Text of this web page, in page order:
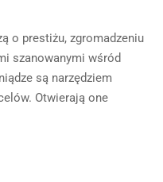
o prestiżu, zgromadzeniu
szanowanymi wśród
są narzędziem
Otwierają one